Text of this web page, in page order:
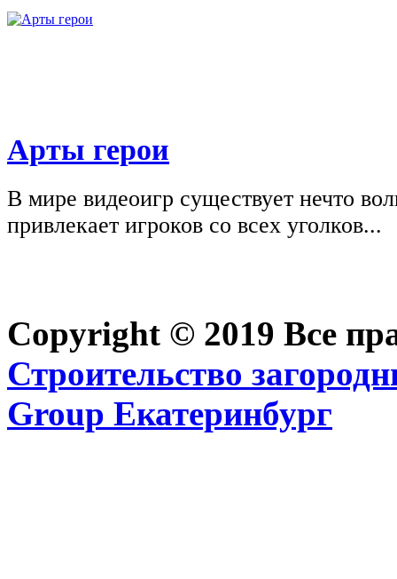
Арты герои
В мире видеоигр существует нечто
привлекает игроков со всех уголков...
Copyright © 2019 Все
Строительство
Group Екатеринбург